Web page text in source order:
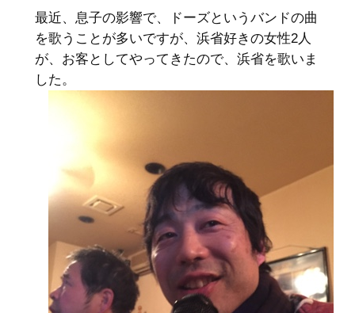
最近、息子の影響で、ドーズというバンドの曲
を歌うことが多いですが、浜省好きの女性2人
が、お客としてやってきたので、浜省を歌いま
した。